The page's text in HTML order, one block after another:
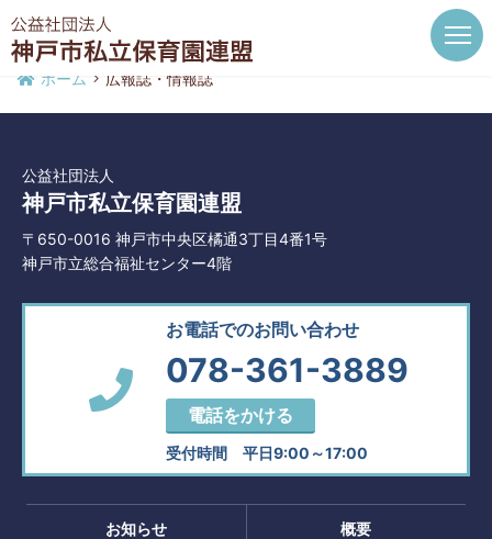
No.39
ホーム 広報誌・情報誌
お知らせ 概要
公益社団法人
神戸市私立保育園連盟
〒650-0016 神戸市中央区橘通3丁目4番1号
神戸市立総合福祉センター4階
お電話でのお問い合わせ
078-361-3889
電話をかける
受付時間 平日9:00～17:00